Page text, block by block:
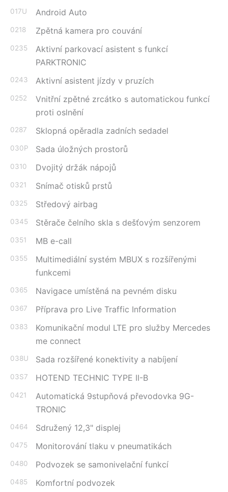
017U Android Auto
0218 Zpětná kamera pro couvání
0235
Aktivní parkovací asistent s funkcí
PARKTRONIC
0243 Aktivní asistent jízdy v pruzích
0252
Vnitřní zpětné zrcátko s automatickou funkcí
proti oslnění
0287 Sklopná opěradla zadních sedadel
030P Sada úložných prostorů
0310 Dvojitý držák nápojů
0321 Snímač otisků prstů
0325 Středový airbag
0345 Stěrače čelního skla s dešťovým senzorem
0351 MB e-call
0355
Multimediální systém MBUX s rozšířenými
funkcemi
0365 Navigace umístěná na pevném disku
0367 Příprava pro Live Traffic Information
0383
Komunikační modul LTE pro služby Mercedes
me connect
038U Sada rozšířené konektivity a nabíjení
03S7 HOTEND TECHNIC TYPE II-B
0421
Automatická 9stupňová převodovka 9G-
TRONIC
0464 Sdružený 12,3" displej
0475 Monitorování tlaku v pneumatikách
0480 Podvozek se samonivelační funkcí
0485 Komfortní podvozek